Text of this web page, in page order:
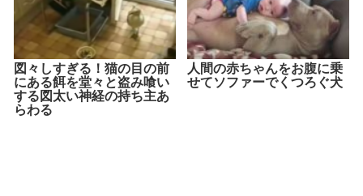
図々しすぎる！猫の目の前
にある餌を堂々と盗み喰い
する図太い神経の持ち主あ
らわる
人間の赤ちゃんをお腹に乗
せてソファーでくつろぐ犬